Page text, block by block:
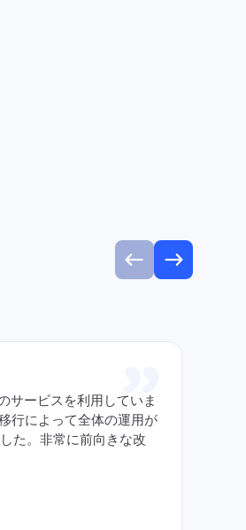
サービスを利用していま
行によって全体の運用が
た。非常に前向きな改